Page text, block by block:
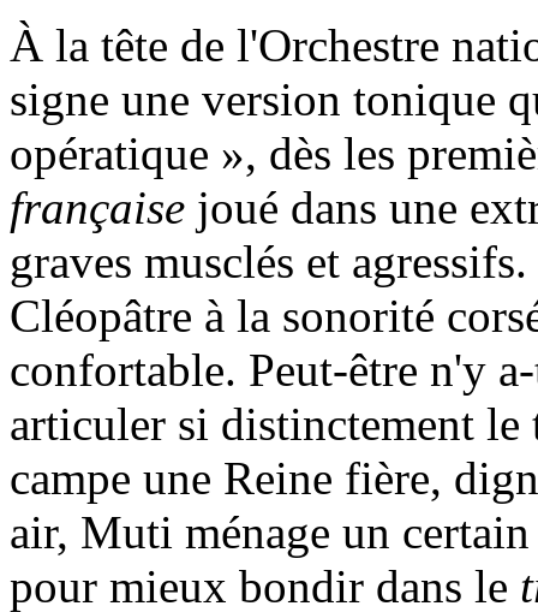
À la tête de l'Orchestre
signe une version tonique
opératique », dès les
française joué dans une
graves musclés et
Cléopâtre à la sonorité
confortable. Peut-être n'y
articuler si distinctement le
campe une Reine fière,
air, Muti ménage un
pour mieux bondir dans le